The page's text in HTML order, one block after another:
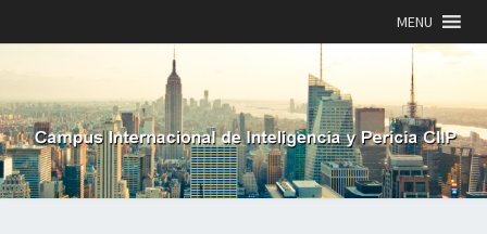
MENU